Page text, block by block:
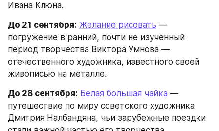
Ивана Клюна.
До 21 сентября: Желание рисовать —
погружение в ранний, почти не изученный
период творчества Виктора Умнова —
отечественного художника, известного своей
живописью на металле.
До 28 сентября: Белая большая чайка —
путешествие по миру советского художника
Дмитрия Налбандяна, чьи зарубежные поездки